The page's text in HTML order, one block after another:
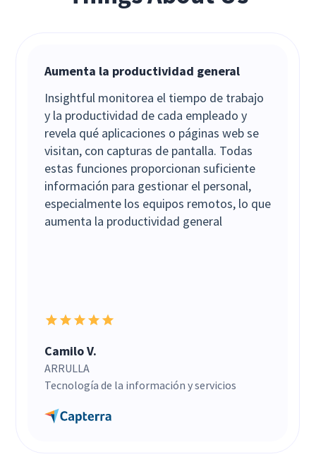
Aumenta la productividad general
Insightful monitorea el tiempo de trabajo
y la productividad de cada empleado y
revela qué aplicaciones o páginas web se
visitan, con capturas de pantalla. Todas
estas funciones proporcionan suficiente
información para gestionar el personal,
especialmente los equipos remotos, lo que
aumenta la productividad general
Camilo V.
ARRULLA
Tecnología de la información y servicios